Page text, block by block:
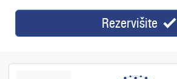
Rezervišite